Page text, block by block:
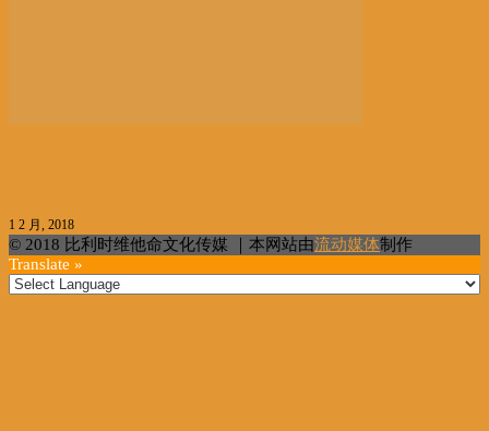
1 2 月, 2018
© 2018 比利时维他命文化传媒 ｜本网站由流动媒体制作
Translate »